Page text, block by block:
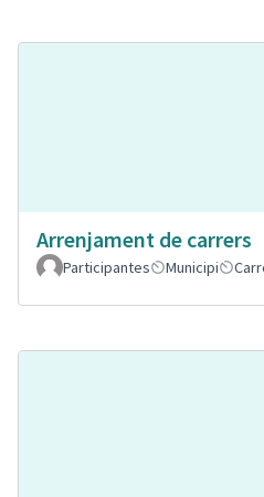
Arrenjament de carrers
Participantes
Municipi